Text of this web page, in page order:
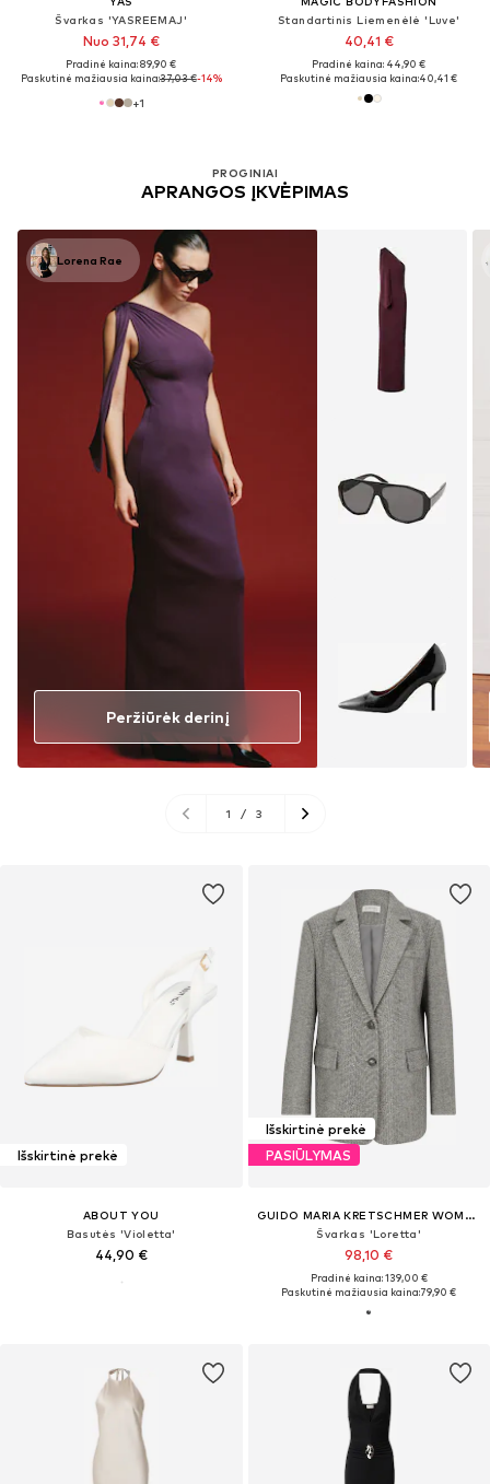
Švarkas 'YASREEMAJ'
Nuo 31,74 €
Pradinė kaina: 89,90 €
Paskutinė mažiausia kaina:37,03 €-14%
+1
Standartinis Liemenėlė 'Luve'
40,41 €
Pradinė kaina: 44,90 €
Paskutinė mažiausia kaina:40,41 €
PROGINIAI
APRANGOS ĮKVĖPIMAS
Lorena Rae
Peržiūrėk derinį
1 / 3
Išskirtinė prekė
ABOUT YOU
Basutės 'Violetta'
44,90 €
Išskirtinė prekė
PASIŪLYMAS
GUIDO MARIA KRETSCHMER WOMEN
Švarkas 'Loretta'
98,10 €
Pradinė kaina: 139,00 €
Paskutinė mažiausia kaina:79,90 €